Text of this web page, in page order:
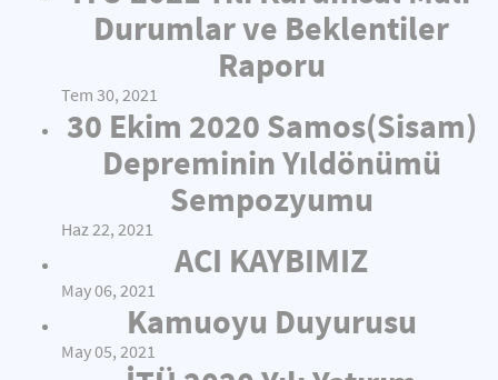
Durumlar ve Beklentiler
Raporu
Tem 30, 2021
30 Ekim 2020 Samos(Sisam)
Depreminin Yıldönümü
Sempozyumu
Haz 22, 2021
ACI KAYBIMIZ
May 06, 2021
Kamuoyu Duyurusu
May 05, 2021